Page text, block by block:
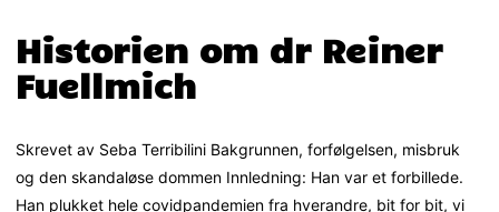
Historien om dr Reiner
Fuellmich
Skrevet av Seba Terribilini Bakgrunnen, forfølgelsen, misbruk
og den skandaløse dommen Innledning: Han var et forbillede.
Han plukket hele covidpandemien fra hverandre, bit for bit, vi